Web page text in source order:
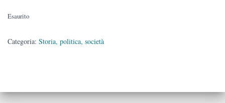
Esaurito
Categoria: Storia, politica, società